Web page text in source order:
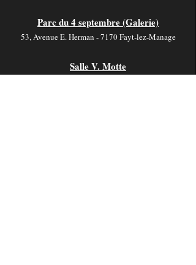
Parc du 4 septembre (Galerie)
53, Avenue E. Herman - 7170 Fayt-lez-Manage
Salle V. Motte